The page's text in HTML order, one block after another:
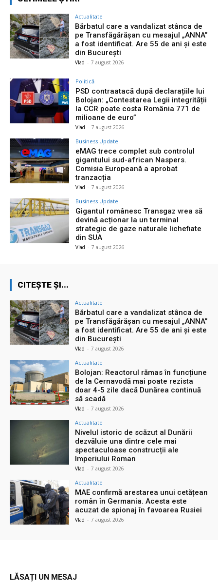
Actualitate
Bărbatul care a vandalizat stânca de
pe Transfăgărășan cu mesajul „ANNA”
a fost identificat. Are 55 de ani și este
din București
Vlad - 7 august 2026
Politică
PSD contraatacă după declarațiile lui
Bolojan: „Contestarea Legii integrității
la CCR poate costa România 771 de
milioane de euro”
Vlad - 7 august 2026
Business Update
eMAG trece complet sub controlul
gigantului sud-african Naspers.
Comisia Europeană a aprobat
tranzacția
Vlad - 7 august 2026
Business Update
Gigantul românesc Transgaz vrea să
devină acționar la un terminal
strategic de gaze naturale lichefiate
din SUA
Vlad - 7 august 2026
CITEȘTE ȘI...
Actualitate
Bărbatul care a vandalizat stânca de
pe Transfăgărășan cu mesajul „ANNA”
a fost identificat. Are 55 de ani și este
din București
Vlad - 7 august 2026
Actualitate
Bolojan: Reactorul rămas în funcțiune
de la Cernavodă mai poate rezista
doar 4-5 zile dacă Dunărea continuă
să scadă
Vlad - 7 august 2026
Actualitate
Nivelul istoric de scăzut al Dunării
dezvăluie una dintre cele mai
spectaculoase construcții ale
Imperiului Roman
Vlad - 7 august 2026
Actualitate
MAE confirmă arestarea unui cetățean
român în Germania. Acesta este
acuzat de spionaj în favoarea Rusiei
Vlad - 7 august 2026
LĂSAȚI UN MESAJ